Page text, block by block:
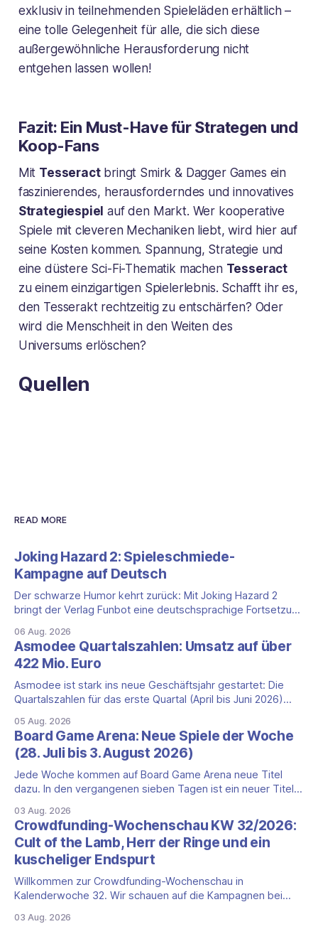
exklusiv in teilnehmenden Spieleläden erhältlich –
eine tolle Gelegenheit für alle, die sich diese
außergewöhnliche Herausforderung nicht
entgehen lassen wollen!
Fazit: Ein Must-Have für Strategen und
Koop-Fans
Mit Tesseractbringt Smirk & Dagger Games ein
faszinierendes, herausforderndes und innovatives
Strategiespiel auf den Markt. Wer kooperative
Spiele mit cleveren Mechaniken liebt, wird hier auf
seine Kosten kommen. Spannung, Strategie und
eine düstere Sci-Fi-Thematik machen Tesseract
zu einem einzigartigen Spielerlebnis. Schafft ihr es,
den Tesserakt rechtzeitig zu entschärfen? Oder
wird die Menschheit in den Weiten des
Universums erlöschen?
Quellen
READ MORE
Joking Hazard 2: Spieleschmiede-
Kampagne auf Deutsch
Der schwarze Humor kehrt zurück: Mit Joking Hazard 2
bringt der Verlag Funbot eine deutschsprachige Fortsetzung
Happiness (Explosm) auf die Spieleschmiede. Wir ordnen
ein, was die Kampagne unter dem Motto „Die fiesen
Comics sind zurück!" bietet und wo sie schweigt.
06 Aug. 2026
Asmodee Quartalszahlen: Umsatz auf über
422 Mio. Euro
Asmodee ist stark ins neue Geschäftsjahr gestartet: Die
Quartalszahlen für das erste Quartal (April bis Juni 2026)
Prozent auf 422,1 Millionen Euro. Getragen wird das
Wachstum weiter von den Sammelkartenspielen, doch
erstmals seit Monaten zeigt auch das klassische
Brettspielgeschäft wieder
05 Aug. 2026
Board Game Arena: Neue Spiele der Woche
(28. Juli bis 3. August 2026)
Jede Woche kommen auf Board Game Arena neue Titel
dazu. In den vergangenen sieben Tagen ist ein neuer Titel
bekanntesten kooperativen Zombiespiele. Wir stellen dir
den Neuzugang mit seinen Eckdaten vor. Zombicide: 2nd
Edition: kooperatives Überleben gegen Zombiehorden Mit
Zombicide: 2nd
03 Aug. 2026
Crowdfunding-Wochenschau KW 32/2026:
Cult of the Lamb, Herr der Ringe und ein
kuscheliger Endspurt
Willkommen zur Crowdfunding-Wochenschau in
Kalenderwoche 32. Wir schauen auf die Kampagnen bei
gestartet sind, kurz vor dem Ende stehen oder aus anderen
03 Aug. 2026